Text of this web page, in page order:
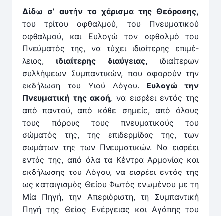
Δίδω σ’ αυτήν το χάρισμα της Θεόρασης,
του τρίτου οφθαλμού, του Πνευματικού
οφθαλμού, και Ευλογώ τον οφθαλμό του
Πνεύματός της, να τύχει ιδιαίτερης επι­μέ­
λειας, ιδιαίτερης διαύγειας, ιδιαίτερων
συλλήψεων Συμπαν­τικών, που αφορούν την
εκδήλωση του Υιού Λόγου. Ευλογώ την
Πνευματική της ακοή, να εισρέει εν­τός της
από παν­τού, από κάθε σημείο, από όλους
τους πόρους τους πνευματικούς του
σώματός της, της επιδερμίδας της, των
σωμάτων της των Πνευματικών. Να ­εισρέει
εν­τός της, από όλα τα Κέν­τρα Αρμονίας και
εκδήλωσης του Λόγου, να εισρέει εν­τός της
ως καταιγισμός Θείου Φωτός ενωμένου με τη
Μία Πηγή, την Απεριόριστη, τη Συμπαν­τική
Πηγή της Θείας Ενέργειας και Αγάπης του